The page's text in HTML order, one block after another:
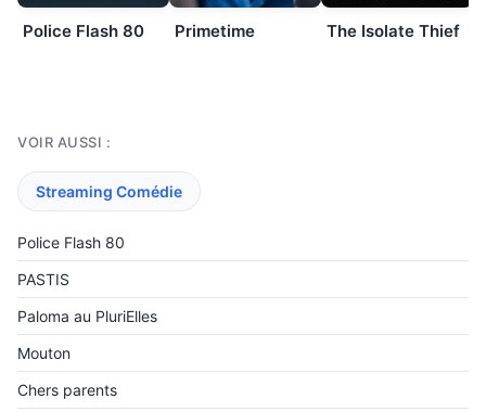
Police Flash 80 Primetime The Isolate Thief
VOIR AUSSI :
Streaming Comédie
Police Flash 80
PASTIS
Paloma au PluriElles
Mouton
Chers parents